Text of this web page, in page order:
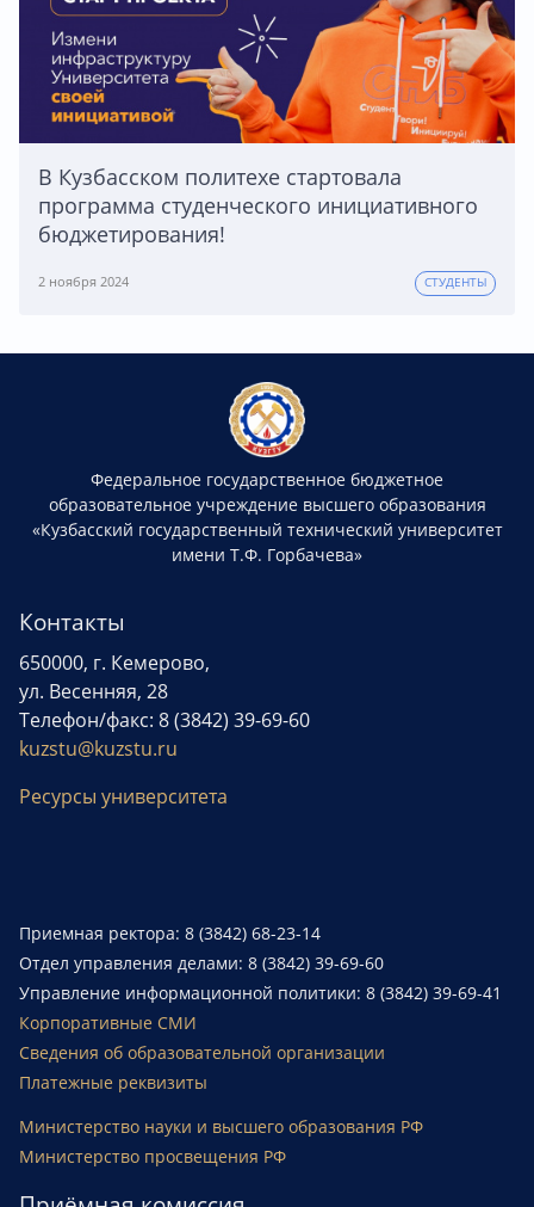
В Кузбасском политехе стартовала
программа студенческого инициативного
бюджетирования!
2 ноября 2024 СТУДЕНТЫ
Федеральное государственное бюджетное
образовательное учреждение высшего образования
«Кузбасский государственный технический университет
имени Т.Ф. Горбачева»
Контакты
650000, г. Кемерово,
ул. Весенняя, 28
Телефон/факс: 8 (3842) 39-69-60
kuzstu@kuzstu.ru
Ресурсы университета
Приемная ректора: 8 (3842) 68-23-14
Отдел управления делами: 8 (3842) 39-69-60
Управление информационной политики: 8 (3842) 39-69-41
Корпоративные СМИ
Сведения об образовательной организации
Платежные реквизиты
Министерство науки и высшего образования РФ
Министерство просвещения РФ